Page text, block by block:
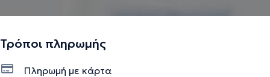
Τρόποι πληρωμής
Πληρωμή με κάρτα